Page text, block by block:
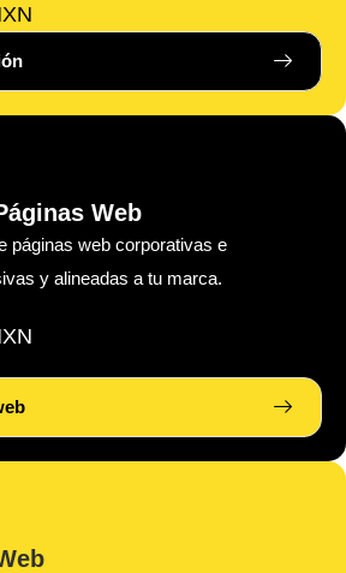
Web
páginas web corporativas e
y alineadas a tu marca.